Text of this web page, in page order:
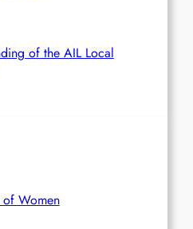
of the AIL Local
of Women